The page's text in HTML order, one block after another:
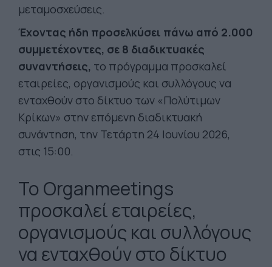
μεταμοσχεύσεις.
Έχοντας ήδη προσελκύσει πάνω από 2.000
συμμετέχοντες, σε 8 διαδικτυακές
συναντήσεις, το πρόγραμμα προσκαλεί
εταιρείες, οργανισμούς και συλλόγους να
ενταχθούν στο δίκτυο των «Πολύτιμων
Κρίκων» στην επόμενη διαδικτυακή
συνάντηση, την Τετάρτη 24 Ιουνίου 2026,
στις 15:00.
Το Organmeetings
προσκαλεί εταιρείες,
οργανισμούς και συλλόγους
να ενταχθούν στο δίκτυο